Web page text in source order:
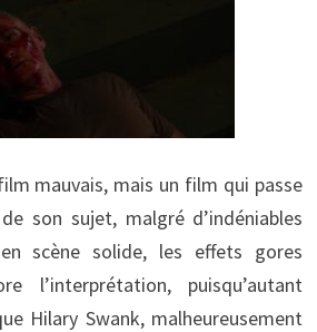
mauvais, mais un film qui passe
son sujet, malgré d’indéniables
scène solide, les effets gores
l’interprétation, puisqu’autant
Hilary Swank, malheureusement